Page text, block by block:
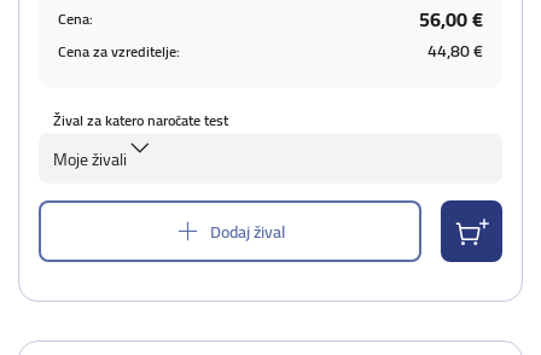
Cena: 56,00 €
Cena za vzreditelje: 44,80 €
Žival za katero naročate test
Moje živali
Dodaj žival